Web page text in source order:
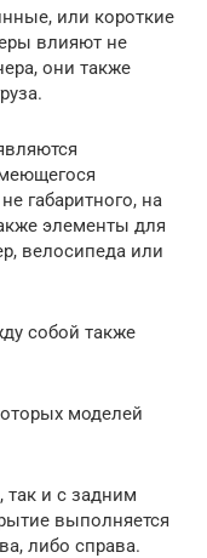
или короткие
влияют не
они также
габаритного, на
элементы для
велосипеда или
собой также
моделей
и с задним
выполняется
либо справа.